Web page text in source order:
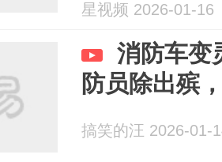
星视频 2026-01-16
消防车变
防员除出殡
搞笑的汪 2026-01-